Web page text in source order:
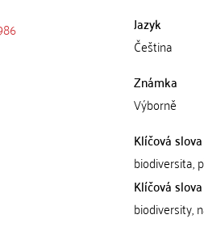
Jazyk
Čeština
Známka
Výborně
Klíčová
biodiversita,
Klíčová
biodiversity,